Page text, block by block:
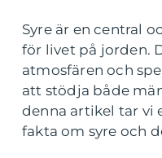
Syre är en central
för livet på jorden.
atmosfären och
att stödja både
denna artikel tar vi
fakta om syre och